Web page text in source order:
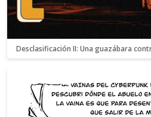
Desclasificación II: Una guazábara